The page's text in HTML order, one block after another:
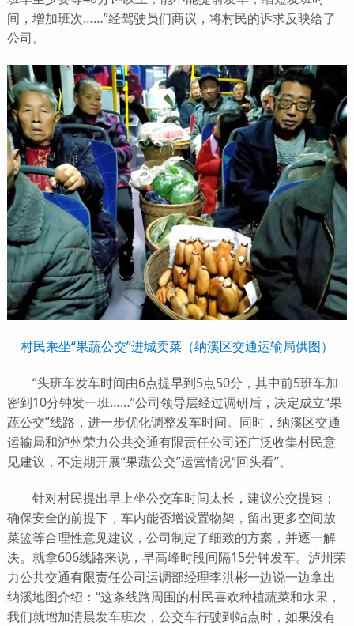
间，增加班次……”经驾驶员们商议，将村民的诉求反映给了
公司。
村民乘坐“果蔬公交”进城卖菜（纳溪区交通运输局供图）
“头班车发车时间由6点提早到5点50分，其中前5班车加
密到10分钟发一班……”公司领导层经过调研后，决定成立“果
蔬公交”线路，进一步优化调整发车时间。同时，纳溪区交通
运输局和泸州荣力公共交通有限责任公司还广泛收集村民意
见建议，不定期开展“果蔬公交”运营情况“回头看”。
针对村民提出早上坐公交车时间太长，建议公交提速；
确保安全的前提下，车内能否增设置物架，留出更多空间放
菜篮等合理性意见建议，公司制定了细致的方案，并逐一解
决。就拿606线路来说，早高峰时段间隔15分钟发车。泸州荣
力公共交通有限责任公司运调部经理李洪彬一边说一边拿出
纳溪地图介绍：“这条线路周围的村民喜欢种植蔬菜和水果，
我们就增加清晨发车班次，公交车行驶到站点时，如果没有